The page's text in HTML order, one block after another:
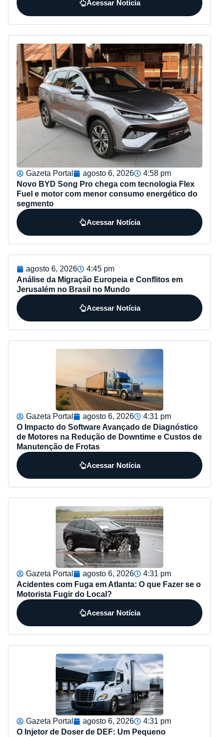
Acessar Notícia
Gazeta Portal agosto 6, 2026
4:58 pm
Novo BYD Song Pro chega com tecnologia Flex
Fuel e motor com menor consumo energético do
segmento
Acessar Notícia
agosto 6, 2026
4:45 pm
Análise da Migração Europeia e Conflitos em
Jerusalém no Brasil no Mundo
Acessar Notícia
Gazeta Portal agosto 6, 2026
4:31 pm
O Impacto do Software Avançado de Diagnóstico
de Motores na Redução de Downtime e Custos de
Manutenção de Frotas
Acessar Notícia
Gazeta Portal agosto 6, 2026
4:31 pm
Acidentes com Fuga em Atlanta: O que Fazer se o
Motorista Fugir do Local?
Acessar Notícia
Gazeta Portal agosto 6, 2026
4:31 pm
O Injetor de Doser de DEF: Um Pequeno